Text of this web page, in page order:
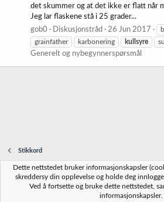
det skummer og at det ikke er flatt når
Jeg lar flaskene stå i 25 grader...
gob0
Diskusjonstråd 26 Jun 2017
grainfather
karbonering kullsyre
Generelt og nybegynnerspørsmål
Stikkord
Norbrygg-default
Vilkår og regler
Dette nettstedet bruker informasjonskapsler
skreddersy din opplevelse og holde deg
Ved å fortsette og bruke dette nettstedet,
informasjonskapsler.